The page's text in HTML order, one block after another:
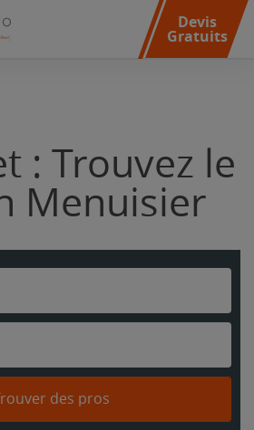
Devis
Gratuits
: Trouvez le
Menuisier
des pros